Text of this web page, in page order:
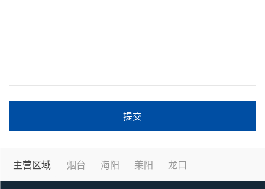
提交
主营区域 烟台 海阳 莱阳 龙口